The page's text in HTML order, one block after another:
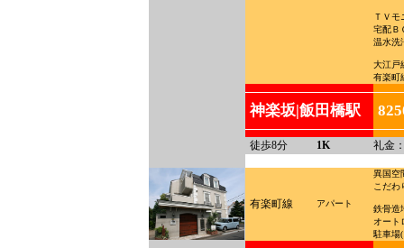
ＴＶ
宅配Ｂ
温水洗
大江戸
有楽町
神楽坂|飯田橋駅
徒歩8分 1K 礼金
有楽町線 アパート
異国空
こだわ
鉄骨造
オー
駐車場